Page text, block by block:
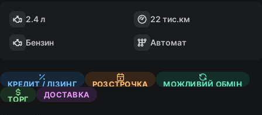
2.4 л 22 тис.км
Бензин Автомат
КРЕДИТ / ЛІЗИНГ РОЗСТРОЧКА
МОЖЛИВИЙ ОБМІН
ТОРГ
ДОСТАВКА